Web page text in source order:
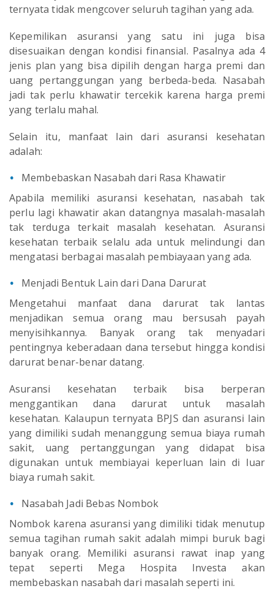
ternyata tidak mengcover seluruh tagihan yang ada.
Kepemilikan asuransi yang satu ini juga bisa
disesuaikan dengan kondisi finansial. Pasalnya ada 4
jenis plan yang bisa dipilih dengan harga premi dan
uang pertanggungan yang berbeda-beda. Nasabah
jadi tak perlu khawatir tercekik karena harga premi
yang terlalu mahal.
Selain itu, manfaat lain dari asuransi kesehatan
adalah:
Membebaskan Nasabah dari Rasa Khawatir
Apabila memiliki asuransi kesehatan, nasabah tak
perlu lagi khawatir akan datangnya masalah-masalah
tak terduga terkait masalah kesehatan. Asuransi
kesehatan terbaik selalu ada untuk melindungi dan
mengatasi berbagai masalah pembiayaan yang ada.
Menjadi Bentuk Lain dari Dana Darurat
Mengetahui manfaat dana darurat tak lantas
menjadikan semua orang mau bersusah payah
menyisihkannya. Banyak orang tak menyadari
pentingnya keberadaan dana tersebut hingga kondisi
darurat benar-benar datang.
Asuransi kesehatan terbaik bisa berperan
menggantikan dana darurat untuk masalah
kesehatan. Kalaupun ternyata BPJS dan asuransi lain
yang dimiliki sudah menanggung semua biaya rumah
sakit, uang pertanggungan yang didapat bisa
digunakan untuk membiayai keperluan lain di luar
biaya rumah sakit.
Nasabah Jadi Bebas Nombok
Nombok karena asuransi yang dimiliki tidak menutup
semua tagihan rumah sakit adalah mimpi buruk bagi
banyak orang. Memiliki asuransi rawat inap yang
tepat seperti Mega Hospita Investa akan
membebaskan nasabah dari masalah seperti ini.